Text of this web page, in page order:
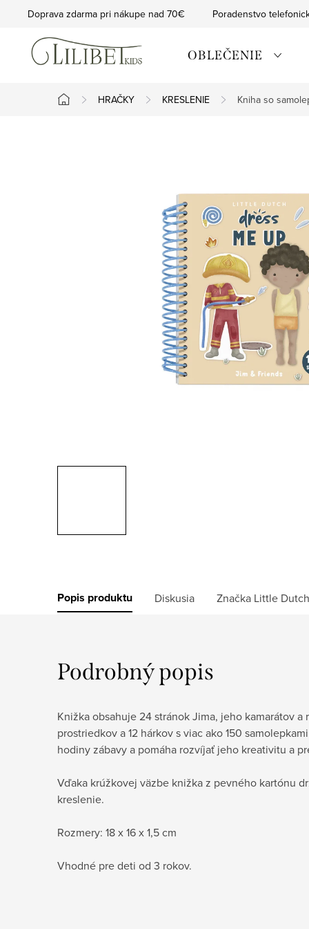
Doprava zdarma pri nákupe nad 70€ Poradenstvo
OBLEČENIE
Domov
HRAČKY KRESLENIE Kniha so
Popis produktu Diskusia Značka Little Dutch
Podrobný popis
Knižka obsahuje 24 stránok Jima, jeho kamarátov
prostriedkov a 12 hárkov s viac ako 150
hodiny zábavy a pomáha rozvíjať jeho kreativitu a
Vďaka krúžkovej väzbe knižka z pevného kartónu
kreslenie.
Rozmery: 18 x 16 x 1,5 cm
Vhodné pre deti od 3 rokov.